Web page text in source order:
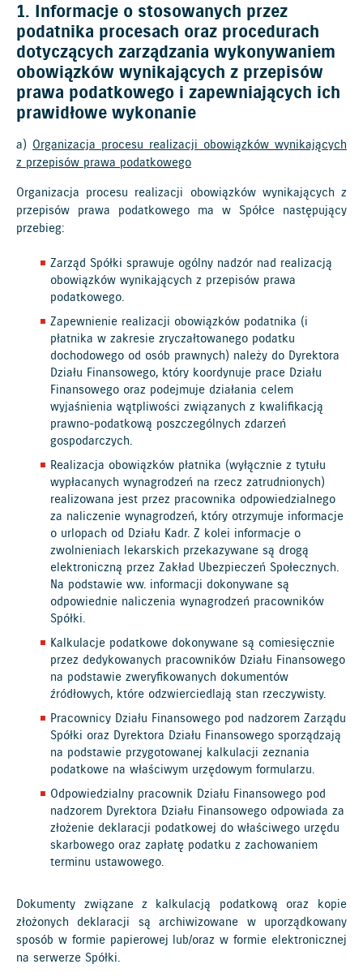
1. Informacje o stosowanych przez
podatnika procesach oraz procedurach
dotyczących zarządzania wykonywaniem
obowiązków wynikających z przepisów
prawa podatkowego i zapewniających ich
prawidłowe wykonanie
a) Organizacja procesu realizacji obowiązków wynikających
z przepisów prawa podatkowego
Organizacja procesu realizacji obowiązków wynikających z
przepisów prawa podatkowego ma w Spółce następujący
przebieg:
Zarząd Spółki sprawuje ogólny nadzór nad realizacją
obowiązków wynikających z przepisów prawa
podatkowego.
Zapewnienie realizacji obowiązków podatnika (i
płatnika w zakresie zryczałtowanego podatku
dochodowego od osób prawnych) należy do Dyrektora
Działu Finansowego, który koordynuje prace Działu
Finansowego oraz podejmuje działania celem
wyjaśnienia wątpliwości związanych z kwalifikacją
prawno-podatkową poszczególnych zdarzeń
gospodarczych.
Realizacja obowiązków płatnika (wyłącznie z tytułu
wypłacanych wynagrodzeń na rzecz zatrudnionych)
realizowana jest przez pracownika odpowiedzialnego
za naliczenie wynagrodzeń, który otrzymuje informacje
o urlopach od Działu Kadr. Z kolei informacje o
zwolnieniach lekarskich przekazywane są drogą
elektroniczną przez Zakład Ubezpieczeń Społecznych.
Na podstawie ww. informacji dokonywane są
odpowiednie naliczenia wynagrodzeń pracowników
Spółki.
Kalkulacje podatkowe dokonywane są comiesięcznie
przez dedykowanych pracowników Działu Finansowego
na podstawie zweryfikowanych dokumentów
źródłowych, które odzwierciedlają stan rzeczywisty.
Pracownicy Działu Finansowego pod nadzorem Zarządu
Spółki oraz Dyrektora Działu Finansowego sporządzają
na podstawie przygotowanej kalkulacji zeznania
podatkowe na właściwym urzędowym formularzu.
Odpowiedzialny pracownik Działu Finansowego pod
nadzorem Dyrektora Działu Finansowego odpowiada za
złożenie deklaracji podatkowej do właściwego urzędu
skarbowego oraz zapłatę podatku z zachowaniem
terminu ustawowego.
Dokumenty związane z kalkulacją podatkową oraz kopie
złożonych deklaracji są archiwizowane w uporządkowany
sposób w formie papierowej lub/oraz w formie elektronicznej
na serwerze Spółki.